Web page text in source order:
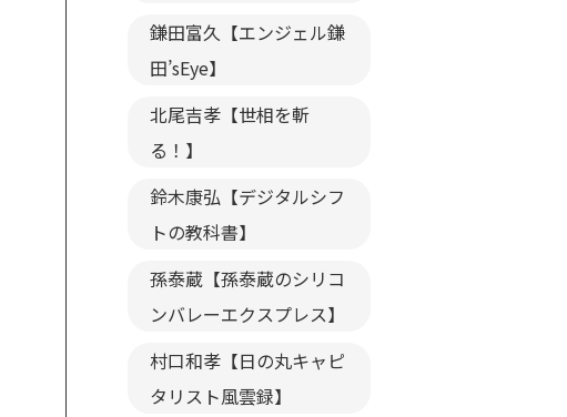
鎌田富久【エンジェル鎌
田’sEye】
北尾吉孝【世相を斬
る！】
鈴木康弘【デジタルシフ
トの教科書】
孫泰蔵【孫泰蔵のシリコ
ンバレーエクスプレス】
村口和孝【日の丸キャピ
タリスト風雲録】